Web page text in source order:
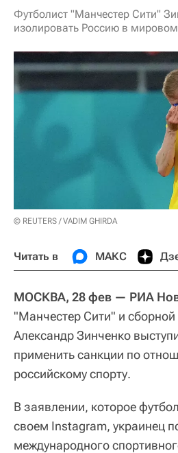
Футболист "Манчестер Сити"
изолировать Россию в
© REUTERS / VADIM GHIRDA
Читать в МАКС
МОСКВА, 28 фев — РИА
"Манчестер Сити" и
Александр Зинченко
применить санкции по
российскому спорту.
В заявлении, которое
своем Instagram, украинец
международного